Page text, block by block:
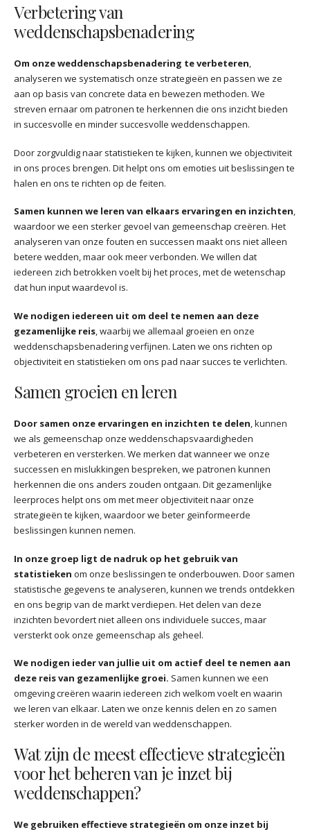
Verbetering van
weddenschapsbenadering
Om onze weddenschapsbenadering te verbeteren,
analyseren we systematisch onze strategieën en passen we ze
aan op basis van concrete data en bewezen methoden. We
streven ernaar om patronen te herkennen die ons inzicht bieden
in succesvolle en minder succesvolle weddenschappen.
Door zorgvuldig naar statistieken te kijken, kunnen we objectiviteit
in ons proces brengen. Dit helpt ons om emoties uit beslissingen te
halen en ons te richten op de feiten.
Samen kunnen we leren van elkaars ervaringen en inzichten,
waardoor we een sterker gevoel van gemeenschap creëren. Het
analyseren van onze fouten en successen maakt ons niet alleen
betere wedden, maar ook meer verbonden. We willen dat
iedereen zich betrokken voelt bij het proces, met de wetenschap
dat hun input waardevol is.
We nodigen iedereen uit om deel te nemen aan deze
gezamenlijke reis, waarbij we allemaal groeien en onze
weddenschapsbenadering verfijnen. Laten we ons richten op
objectiviteit en statistieken om ons pad naar succes te verlichten.
Samen groeien en leren
Door samen onze ervaringen en inzichten te delen, kunnen
we als gemeenschap onze weddenschapsvaardigheden
verbeteren en versterken. We merken dat wanneer we onze
successen en mislukkingen bespreken, we patronen kunnen
herkennen die ons anders zouden ontgaan. Dit gezamenlijke
leerproces helpt ons om met meer objectiviteit naar onze
strategieën te kijken, waardoor we beter geïnformeerde
beslissingen kunnen nemen.
In onze groep ligt de nadruk op het gebruik van
statistieken om onze beslissingen te onderbouwen. Door samen
statistische gegevens te analyseren, kunnen we trends ontdekken
en ons begrip van de markt verdiepen. Het delen van deze
inzichten bevordert niet alleen ons individuele succes, maar
versterkt ook onze gemeenschap als geheel.
We nodigen ieder van jullie uit om actief deel te nemen aan
deze reis van gezamenlijke groei. Samen kunnen we een
omgeving creëren waarin iedereen zich welkom voelt en waarin
we leren van elkaar. Laten we onze kennis delen en zo samen
sterker worden in de wereld van weddenschappen.
Wat zijn de meest effectieve strategieën
voor het beheren van je inzet bij
weddenschappen?
We gebruiken effectieve strategieën om onze inzet bij